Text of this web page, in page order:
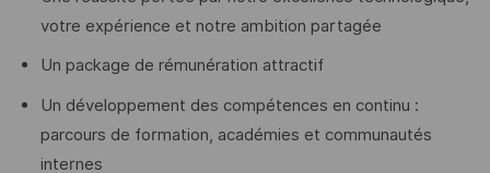
votre expérience et notre ambition partagée
Un package de rémunération attractif
Un développement des compétences en continu :
parcours de formation, académies et communautés
internes